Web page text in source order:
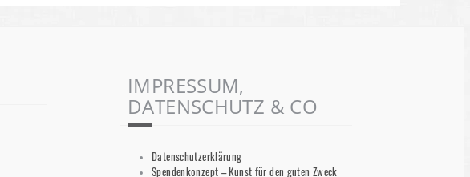
IMPRESSUM,
DATENSCHUTZ & CO
Datenschutzerklärung
Spendenkonzept – Kunst für den guten Zweck